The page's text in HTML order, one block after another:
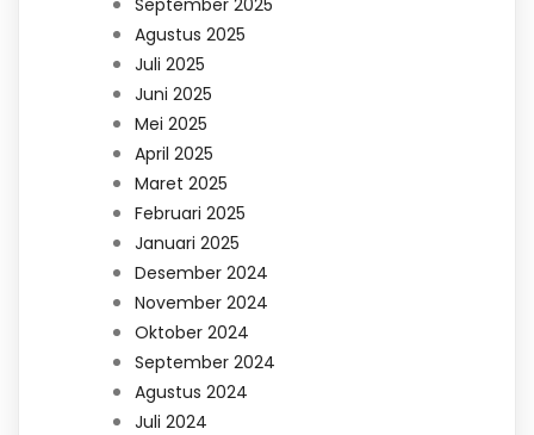
Agustus 2025
Juli 2025
Juni 2025
Mei 2025
April 2025
Maret 2025
Februari 2025
Januari 2025
Desember 2024
November 2024
Oktober 2024
September 2024
Agustus 2024
Juli 2024